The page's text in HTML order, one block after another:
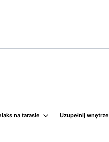
na tarasie Uzupełnij wnętrze